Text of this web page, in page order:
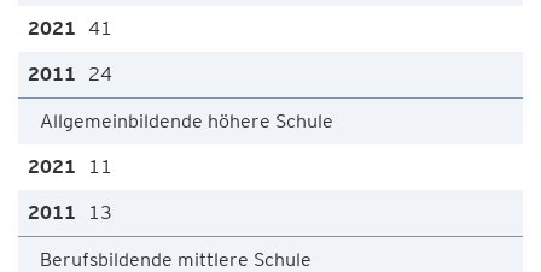
41
24
Allgemeinbildende höhere Schule
11
13
Berufsbildende mittlere Schule